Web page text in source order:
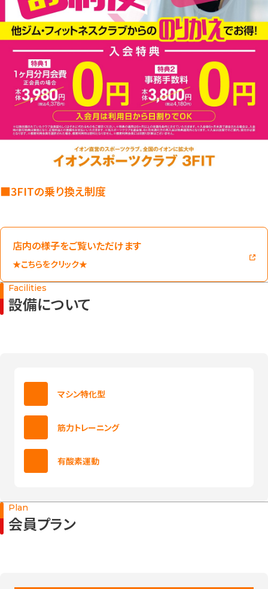
■3FITの乗り換え制度
店内の様子をご覧いただけます
★こちらをクリック★
Facilities
設備について
マシン特化型
筋力トレーニング
有酸素運動
Plan
会員プラン